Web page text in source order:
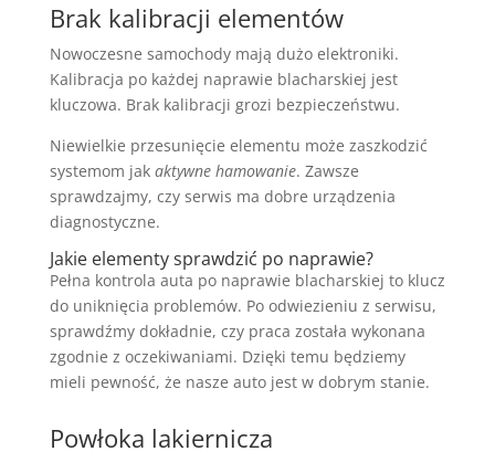
Brak kalibracji elementów
Nowoczesne samochody mają dużo elektroniki.
Kalibracja po każdej naprawie blacharskiej jest
kluczowa. Brak kalibracji grozi bezpieczeństwu.
Niewielkie przesunięcie elementu może zaszkodzić
systemom jak aktywne hamowanie. Zawsze
sprawdzajmy, czy serwis ma dobre urządzenia
diagnostyczne.
Jakie elementy sprawdzić po naprawie?
Pełna kontrola auta po naprawie blacharskiej to klucz
do uniknięcia problemów. Po odwiezieniu z serwisu,
sprawdźmy dokładnie, czy praca została wykonana
zgodnie z oczekiwaniami. Dzięki temu będziemy
mieli pewność, że nasze auto jest w dobrym stanie.
Powłoka lakiernicza